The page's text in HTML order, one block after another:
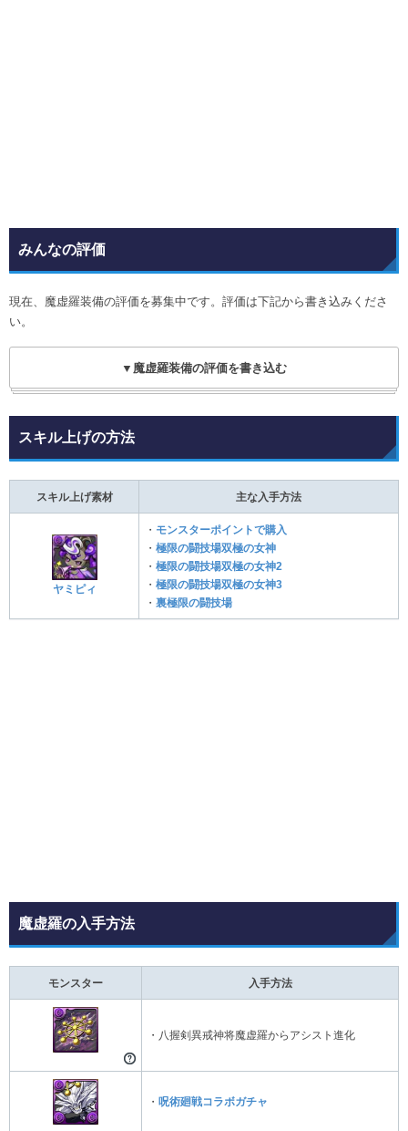
みんなの評価
現在、魔虚羅装備の評価を募集中です。評価は下記から書き込みくださ
い。
▼魔虚羅装備の評価を書き込む
スキル上げの方法
スキル上げ素材 主な入手方法
ヤミピィ
・ モンスターポイントで購入
・ 極限の闘技場双極の女神
・ 極限の闘技場双極の女神2
・ 極限の闘技場双極の女神3
・ 裏極限の闘技場
魔虚羅の入手方法
モンスター 入手方法
・八握剣異戒神将魔虚羅からアシスト進化
・ 呪術廻戦コラボガチャ